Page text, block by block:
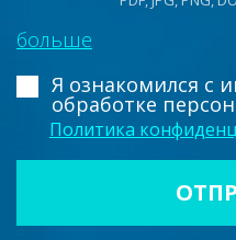
больше
Я ознакомился с
обработке
Политика